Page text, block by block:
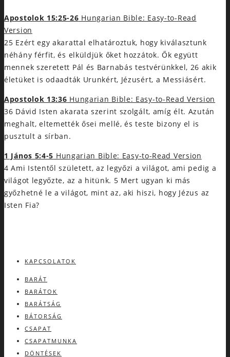
Apostolok 15:25-26 Hungarian Bible: Easy-to-Read
Version
25 Ezért egy akarattal elhatároztuk, hogy kiválasztunk
néhány férfit, és elküldjük őket hozzátok. Ők együtt
mennek szeretett Pál és Barnabás testvérünkkel, 26 akik
életüket is odaadták Urunkért, Jézusért, a Messiásért.
Apostolok 13:36 Hungarian Bible: Easy-to-Read Version
36 Dávid Isten akarata szerint szolgált, amíg élt. Azután
meghalt, eltemették ősei mellé, és teste bizony el is
pusztult a sírban.
1 János 5:4-5 Hungarian Bible: Easy-to-Read Version
4 Ami Istentől született, az legyőzi a világot, ami pedig a
világot legyőzte, az a hitünk. 5 Mert ugyan ki más
győzhetné le a világot, mint az, aki hiszi, hogy Jézus az
Isten Fia?
KAPCSOLATOK
BARÁT
BARÁTOK
BARÁTSÁG
BÁTORSÁG
CSAPAT
CSAPATMUNKA
DÖNTÉSEK